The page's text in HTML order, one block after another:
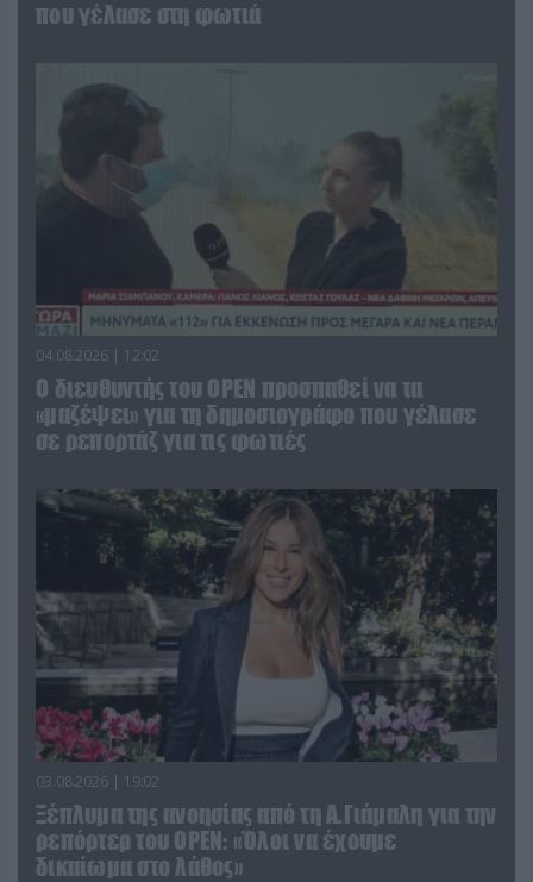
που γέλασε στη φωτιά
04.08.2026 | 12:02
O διευθυντής του OPEN προσπαθεί να τα
«μαζέψει» για τη δημοσιογράφο που γέλασε
σε ρεπορτάζ για τις φωτιές
03.08.2026 | 19:02
Ξέπλυμα της ανοησίας από τη Α.Γιάμαλη για την
ρεπόρτερ του ΟΡΕΝ: «Όλοι να έχουμε
δικαίωμα στο λάθος»